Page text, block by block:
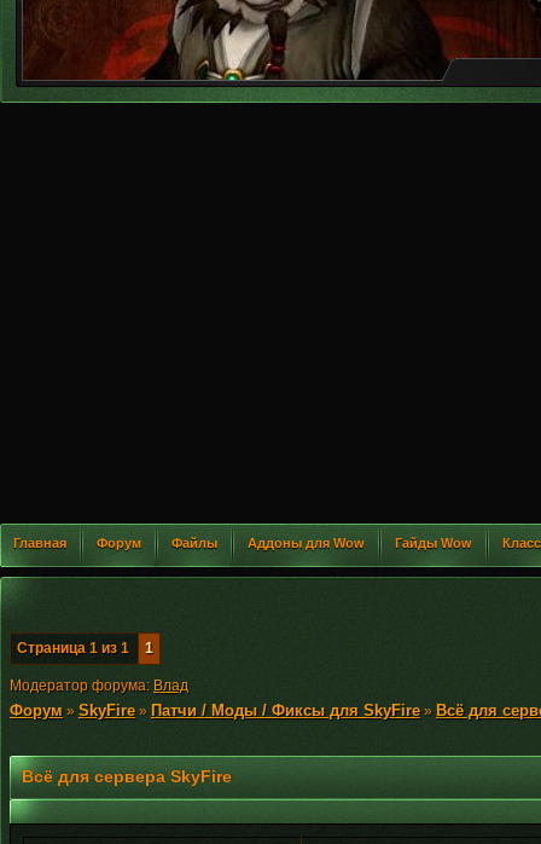
Главная Форум Файлы Аддоны для Wow Гайды Wow
Страница 1 из 1 1
Модератор форума: Влад
Форум » SkyFire» Патчи / Моды / Фиксы для SkyFire» Всё для
Всё для сервера SkyFire